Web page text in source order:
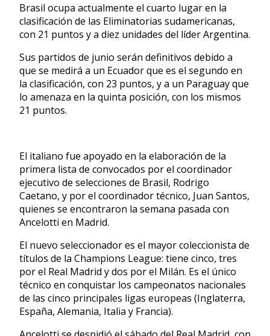
Brasil ocupa actualmente el cuarto lugar en la
clasificación de las Eliminatorias sudamericanas,
con 21 puntos y a diez unidades del líder Argentina.
Sus partidos de junio serán definitivos debido a
que se medirá a un Ecuador que es el segundo en
la clasificación, con 23 puntos, y a un Paraguay que
lo amenaza en la quinta posición, con los mismos
21 puntos.
El italiano fue apoyado en la elaboración de la
primera lista de convocados por el coordinador
ejecutivo de selecciones de Brasil, Rodrigo
Caetano, y por el coordinador técnico, Juan Santos,
quienes se encontraron la semana pasada con
Ancelotti en Madrid.
El nuevo seleccionador es el mayor coleccionista de
títulos de la Champions League: tiene cinco, tres
por el Real Madrid y dos por el Milán. Es el único
técnico en conquistar los campeonatos nacionales
de las cinco principales ligas europeas (Inglaterra,
España, Alemania, Italia y Francia).